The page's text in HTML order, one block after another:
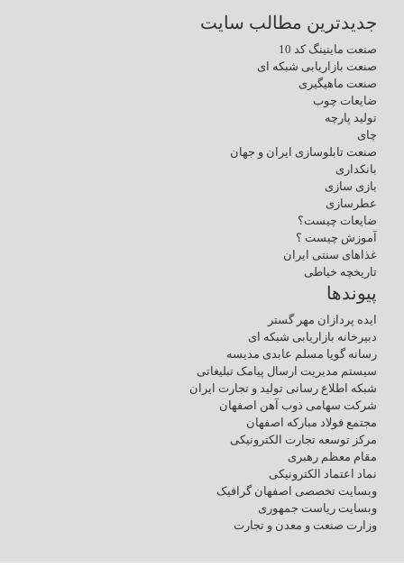
جدیدترین مطالب سایت
صنعت ماینینگ کد 10
صنعت بازاریابی شبکه ای
صنعت ماهیگیری
ضایعات چوب
تولید پارچه
چای
صنعت تابلوسازی ایران و جهان
بانکداری
بازی سازی
عطرسازی
ضایعات چیست؟
آموزش چیست ؟
غذاهای سنتی ایران
تاریخچه خیاطی
پیوندها
ایده پردازان مهر گستر
دبیرخانه بازاریابی شبکه ای
رسانه گویا مسلم عابدی مدیسه
سیستم مدیریت ارسال پیامک تبلیغاتی
شبکه اطلاع رسانی تولید و تجارت ایران
شرکت سهامی ذوب آهن اصفهان
مجتمع فولاد مبارکه اصفهان
مرکز توسعه تجارت الکترونیکی
مقام معظم رهبری
نماد اعتماد الکترونیکی
وبسایت تخصصی اصفهان گرافیک
وبسایت ریاست جمهوری
وزارت صنعت و معدن و تجارت